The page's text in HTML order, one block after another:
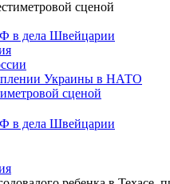
в дела Швейцарии
Украины в НАТО
сценой
в дела Швейцарии